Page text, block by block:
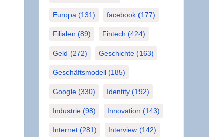
Europa (131) facebook(177)
Filialen (89) Fintech (424)
Geld (272) Geschichte(163)
Geschäftsmodell(185)
Google(330) Identity(192)
Industrie(98) Innovation (143)
Internet(281) Interview(142)